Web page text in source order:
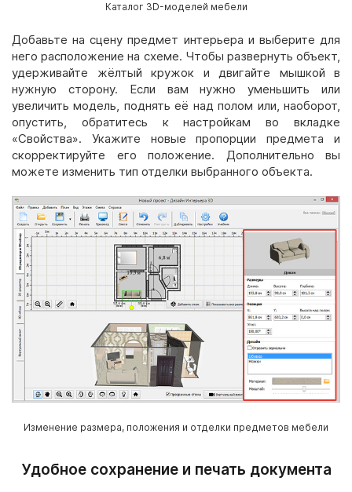
Каталог 3D-моделей мебели
Добавьте на сцену предмет интерьера и выберите для
него расположение на схеме. Чтобы развернуть объект,
удерживайте жёлтый кружок и двигайте мышкой в
нужную сторону. Если вам нужно уменьшить или
увеличить модель, поднять её над полом или, наоборот,
опустить, обратитесь к настройкам во вкладке
«Свойства». Укажите новые пропорции предмета и
скорректируйте его положение. Дополнительно вы
можете изменить тип отделки выбранного объекта.
Изменение размера, положения и отделки предметов мебели
Удобное сохранение и печать документа